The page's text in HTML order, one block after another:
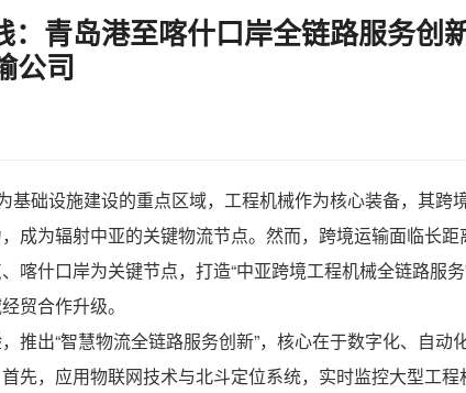
青岛港至喀什口岸全链路服务创
公司
基础设施建设的重点区域，工程机械作为核心装备，其跨
成为辐射中亚的关键物流节点。然而，跨境运输面临长距
喀什口岸为关键节点，打造“中亚跨境工程机械全链路服
贸合作升级。
推出“智慧物流全链路服务创新”，核心在于数字化、自
先，应用物联网技术与北斗定位系统，实时监控大型工